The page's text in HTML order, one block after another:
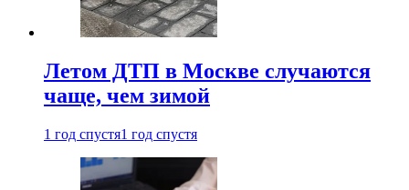
Летом ДТП в Москве случаются
чаще, чем зимой
1 год спустя1 год спустя